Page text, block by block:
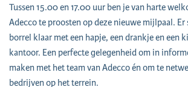
Tussen 15.00 en 17.00 uur ben je van harte
Adecco te proosten op deze nieuwe mijlpaal. Er
borrel klaar met een hapje, een drankje en een
kantoor. Een perfecte gelegenheid om in
maken met het team van Adecco én om te
bedrijven op het terrein.